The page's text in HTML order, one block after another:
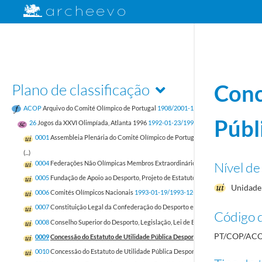
Plano de classificação
ACOPArquivo do Comité Olímpico de Portugal 1908/2001-12-31
26 Jogos da XXVI Olimpíada, Atlanta 1996 1992-01-23/1997-07-02
0001 Assembleia Plenária do Comité Olímpico de Portugal para a XXVI
(...)
0004 Federações Não Olímpicas Membros Extraordinários
1993-01-21/1993-12-
0005 Fundação de Apoio ao Desporto, Projeto de Estatutos da Fundação do
0006Comités Olímpicos Nacionais 1993-01-19/1993-12-15
0007Constituição Legal da Confederação do Desporto em Portugal,
0008Conselho Superior do Desporto, Legislação, Lei de Bases do Sistema
0009Concessão do Estatuto de Utilidade Pública Desportiva [1]
1993-09-03/
0010Concessão do Estatuto de Utilidade Pública Desportiva e Estatuto do
Nível
Código
PT/COP/